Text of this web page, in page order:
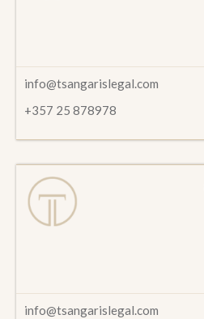
info@tsangarislegal.com
+357 25 878978
info@tsangarislegal.com